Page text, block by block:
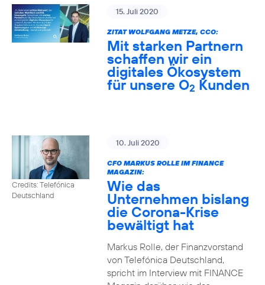
15. Juli 2020
ZITAT WOLFGANG METZE, CCO:
Mit starken Partnern
schaffen wir ein
digitales Ökosystem
für unsere O2 Kunden
Credits: Telefónica
Deutschland
10. Juli 2020
CFO MARKUS ROLLE IM FINANCE
MAGAZIN:
Wie das
Unternehmen bislang
die Corona-Krise
bewältigt hat
Markus Rolle, der Finanzvorstand
von Telefónica Deutschland,
spricht im Interview mit FINANCE